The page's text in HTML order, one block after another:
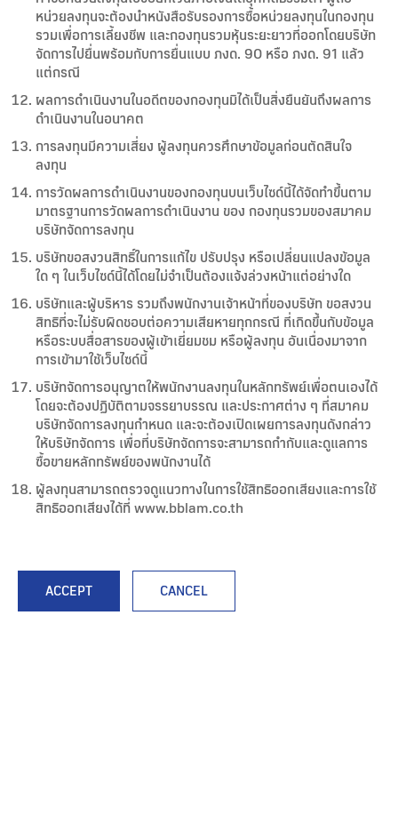
หน่วยลงทุนจะต้องนำหนังสือรับรองการซื้อหน่วยลงทุนในกองทุน
รวมเพื่อการเลี้ยงชีพ และกองทุนรวมหุ้นระยะยาวที่ออกโดยบริษัท
จัดการไปยื่นพร้อมกับการยื่นแบบ ภงด. 90 หรือ ภงด. 91 แล้ว
แต่กรณี
ผลการดำเนินงานในอดีตของกองทุนมิได้เป็นสิ่งยืนยันถึงผลการ
ดำเนินงานในอนาคต
การลงทุนมีความเสี่ยง ผู้ลงทุนควรศึกษาข้อมูลก่อนตัดสินใจ
ลงทุน
การวัดผลการดำเนินงานของกองทุนบนเว็บไซด์นี้ได้จัดทำขึ้นตาม
มาตรฐานการวัดผลการดำเนินงาน ของ กองทุนรวมของสมาคม
บริษัทจัดการลงทุน
บริษัทขอสงวนสิทธิ์ในการแก้ไข ปรับปรุง หรือเปลี่ยนแปลงข้อมูล
ใด ๆ ในเว็บไซด์นี้ได้โดยไม่จำเป็นต้องแจ้งล่วงหน้าแต่อย่างใด
บริษัทและผู้บริหาร รวมถึงพนักงานเจ้าหน้าที่ของบริษัท ขอสงวน
สิทธิที่จะไม่รับผิดชอบต่อความเสียหายทุกกรณี ที่เกิดขึ้นกับข้อมูล
หรือระบบสื่อสารของผู้เข้าเยี่ยมชม หรือผู้ลงทุน อันเนื่องมาจาก
การเข้ามาใช้เว็บไซด์นี้
บริษัทจัดการอนุญาตให้พนักงานลงทุนในหลักทรัพย์เพื่อตนเองได้
โดยจะต้องปฏิบัติตามจรรยาบรรณ และประกาศต่าง ๆ ที่สมาคม
บริษัทจัดการลงทุนกำหนด และจะต้องเปิดเผยการลงทุนดังกล่าว
ให้บริษัทจัดการ เพื่อที่บริษัทจัดการจะสามารถกำกับและดูแลการ
ซื้อขายหลักทรัพย์ของพนักงานได้
ผู้ลงทุนสามารถตรวจดูแนวทางในการใช้สิทธิออกเสียงและการใช้
สิทธิออกเสียงได้ที่ www.bblam.co.th
ACCEPT CANCEL